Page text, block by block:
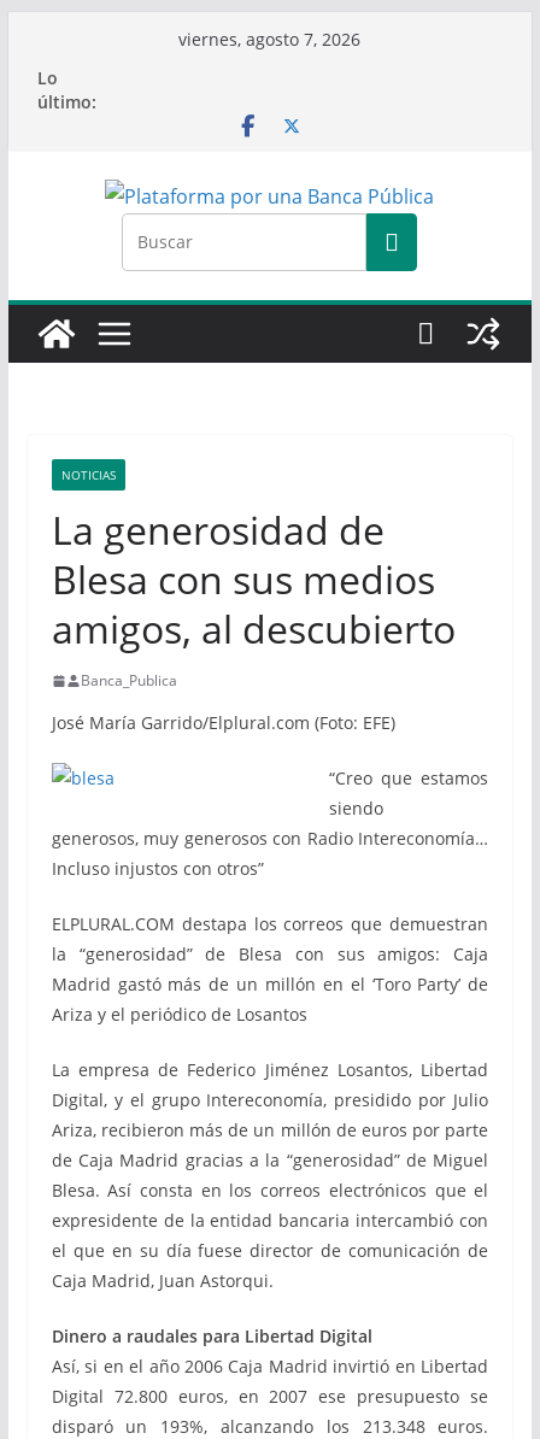
contenido
viernes, agosto 7, 2026
Lo
último:
NOTICIAS
La generosidad de
Blesa con sus medios
amigos, al descubierto
Banca_Publica
José María Garrido/Elplural.com (Foto: EFE)
“Creo que estamos
siendo
generosos, muy generosos con Radio Intereconomía…
Incluso injustos con otros”
ELPLURAL.COM destapa los correos que demuestran
la “generosidad” de Blesa con sus amigos: Caja
Madrid gastó más de un millón en el ‘Toro Party’ de
Ariza y el periódico de Losantos
La empresa de Federico Jiménez Losantos, Libertad
Digital, y el grupo Intereconomía, presidido por Julio
Ariza, recibieron más de un millón de euros por parte
de Caja Madrid gracias a la “generosidad” de Miguel
Blesa. Así consta en los correos electrónicos que el
expresidente de la entidad bancaria intercambió con
el que en su día fuese director de comunicación de
Caja Madrid, Juan Astorqui.
Dinero a raudales para Libertad Digital
Así, si en el año 2006 Caja Madrid invirtió en Libertad
Digital 72.800 euros, en 2007 ese presupuesto se
disparó un 193%, alcanzando los 213.348 euros.